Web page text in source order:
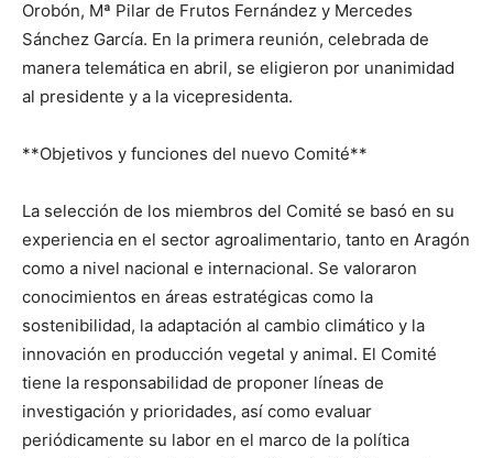
Orobón, Mª Pilar de Frutos Fernández y Mercedes
Sánchez García. En la primera reunión, celebrada de
manera telemática en abril, se eligieron por unanimidad
al presidente y a la vicepresidenta.
**Objetivos y funciones del nuevo Comité**
La selección de los miembros del Comité se basó en su
experiencia en el sector agroalimentario, tanto en Aragón
como a nivel nacional e internacional. Se valoraron
conocimientos en áreas estratégicas como la
sostenibilidad, la adaptación al cambio climático y la
innovación en producción vegetal y animal. El Comité
tiene la responsabilidad de proponer líneas de
investigación y prioridades, así como evaluar
periódicamente su labor en el marco de la política